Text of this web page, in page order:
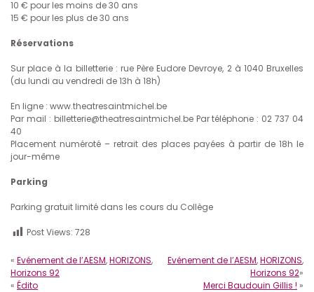
10 € pour les moins de 30 ans
15 € pour les plus de 30 ans
Réservations
Sur place à la billetterie : rue Père Eudore Devroye, 2 à 1040 Bruxelles
(du lundi au vendredi de 13h à 18h)
En ligne : www.theatresaintmichel.be
Par mail : billetterie@theatresaintmichel.be Par téléphone : 02 737 04
40
Placement numéroté – retrait des places payées à partir de 18h le
jour-même
Parking
Parking gratuit limité dans les cours du Collège
Post Views: 728
« Evénement de l’AESM,HORIZONS,
Horizons 92
« Édito
Evénement de l’AESM,HORIZONS,
Horizons 92»
Merci Baudouin Gillis ! »